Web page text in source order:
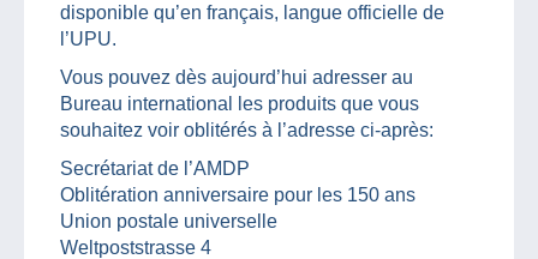
disponible qu’en français, langue officielle de
l’UPU.
Vous pouvez dès aujourd’hui adresser au
Bureau international les produits que vous
souhaitez voir oblitérés à l’adresse ci-après:
Secrétariat de l’AMDP
Oblitération anniversaire pour les 150 ans
Union postale universelle
Weltpoststrasse 4